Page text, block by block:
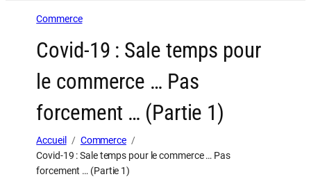
Commerce
Covid-19 : Sale temps pour
le commerce … Pas
forcement … (Partie 1)
Accueil
Commerce
Covid-19 : Sale temps pour le commerce … Pas
forcement … (Partie 1)